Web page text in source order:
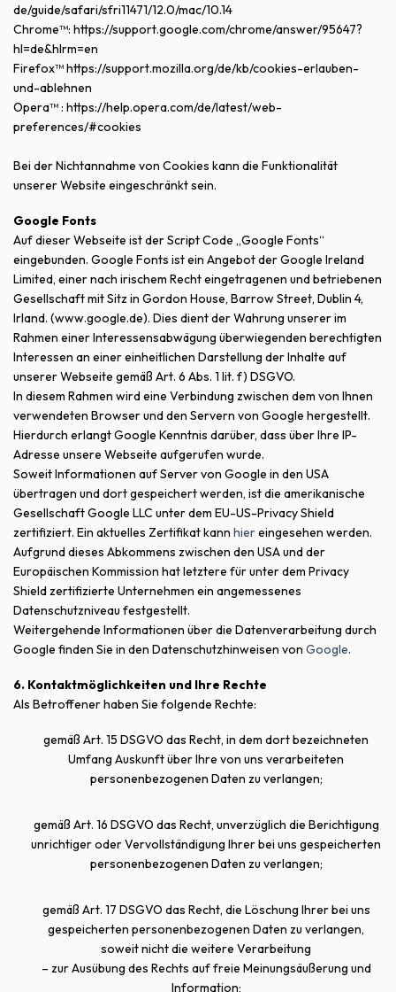
de/guide/safari/sfri11471/12.0/mac/10.14
Chrome™: https://support.google.com/chrome/answer/95647?
hl=de&hlrm=en
Firefox™ https://support.mozilla.org/de/kb/cookies-erlauben-
und-ablehnen
Opera™ : https://help.opera.com/de/latest/web-
preferences/#cookies
Bei der Nichtannahme von Cookies kann die Funktionalität
unserer Website eingeschränkt sein.
Google Fonts
Auf dieser Webseite ist der Script Code „Google Fonts“
eingebunden. Google Fonts ist ein Angebot der Google Ireland
Limited, einer nach irischem Recht eingetragenen und betriebenen
Gesellschaft mit Sitz in Gordon House, Barrow Street, Dublin 4,
Irland. (www.google.de). Dies dient der Wahrung unserer im
Rahmen einer Interessensabwägung überwiegenden berechtigten
Interessen an einer einheitlichen Darstellung der Inhalte auf
unserer Webseite gemäß Art. 6 Abs. 1 lit. f) DSGVO.
In diesem Rahmen wird eine Verbindung zwischen dem von Ihnen
verwendeten Browser und den Servern von Google hergestellt.
Hierdurch erlangt Google Kenntnis darüber, dass über Ihre IP-
Adresse unsere Webseite aufgerufen wurde.
Soweit Informationen auf Server von Google in den USA
übertragen und dort gespeichert werden, ist die amerikanische
Gesellschaft Google LLC unter dem EU-US-Privacy Shield
zertifiziert. Ein aktuelles Zertifikat kann hiereingesehen werden.
Aufgrund dieses Abkommens zwischen den USA und der
Europäischen Kommission hat letztere für unter dem Privacy
Shield zertifizierte Unternehmen ein angemessenes
Datenschutzniveau festgestellt.
Weitergehende Informationen über die Datenverarbeitung durch
Google finden Sie in den Datenschutzhinweisen von Google.
6. Kontaktmöglichkeiten und Ihre Rechte
Als Betroffener haben Sie folgende Rechte:
gemäß Art. 15 DSGVO das Recht, in dem dort bezeichneten
Umfang Auskunft über Ihre von uns verarbeiteten
personenbezogenen Daten zu verlangen;
gemäß Art. 16 DSGVO das Recht, unverzüglich die Berichtigung
unrichtiger oder Vervollständigung Ihrer bei uns gespeicherten
personenbezogenen Daten zu verlangen;
gemäß Art. 17 DSGVO das Recht, die Löschung Ihrer bei uns
gespeicherten personenbezogenen Daten zu verlangen,
soweit nicht die weitere Verarbeitung
– zur Ausübung des Rechts auf freie Meinungsäußerung und
Information;